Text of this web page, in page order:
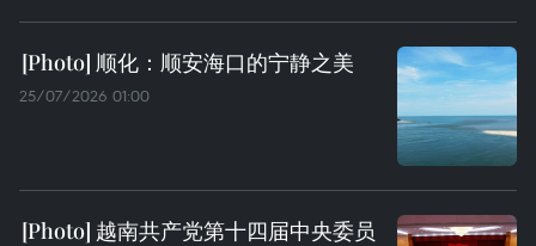
顺化：顺安海口的宁静之美
25/07/2026 01:00
越南共产党第十四届中央委员